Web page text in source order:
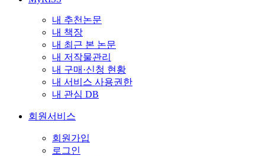
내 추천논문
내 책장
내 최근 본 논문
내 저작물관리
내 구매·신청 현황
내 서비스 사용권한
내 관심 DB
회원서비스
회원가입
로그인